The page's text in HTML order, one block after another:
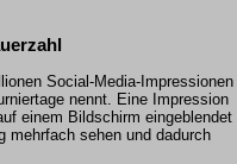
Social-Media-Impressionen
nennt. Eine Impression
einem Bildschirm eingeblendet
mehrfach sehen und dadurch